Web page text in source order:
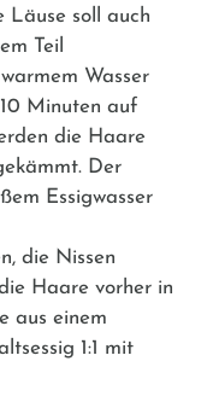
Läuse soll auch
Teil
Wasser
Minuten auf
die Haare
Der
Essigwasser
die Nissen
Haare vorher in
aus einem
1:1 mit